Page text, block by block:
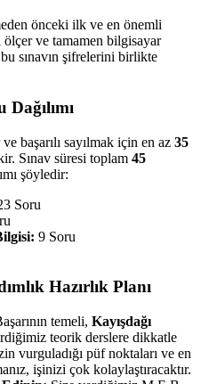
önceki ilk ve en önemli
ölçer ve tamamen bilgisayar
sınavın şifrelerini birlikte
başarılı sayılmak için en az 35
Sınav süresi toplam 45
şöyledir:
Soru
9 Soru
Hazırlık Planı
temeli, Kayışdağı
teorik derslere dikkatle
vurguladığı püf noktaları ve en
işinizi çok kolaylaştıracaktır.